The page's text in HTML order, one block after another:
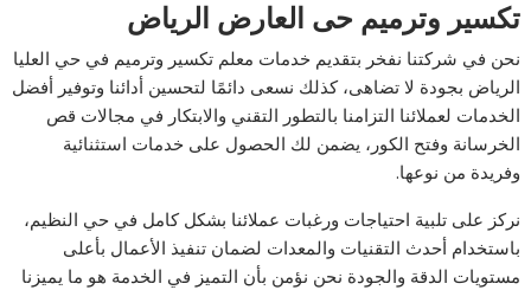
تكسير وترميم حى العارض الرياض
نحن في شركتنا نفخر بتقديم خدمات معلم تكسير وترميم في حي العليا
الرياض بجودة لا تضاهى، كذلك نسعى دائمًا لتحسين أدائنا وتوفير أفضل
الخدمات لعملائنا التزامنا بالتطور التقني والابتكار في مجالات قص
الخرسانة وفتح الكور، يضمن لك الحصول على خدمات استثنائية
وفريدة من نوعها.
نركز على تلبية احتياجات ورغبات عملائنا بشكل كامل في حي النظيم،
باستخدام أحدث التقنيات والمعدات لضمان تنفيذ الأعمال بأعلى
مستويات الدقة والجودة نحن نؤمن بأن التميز في الخدمة هو ما يميزنا